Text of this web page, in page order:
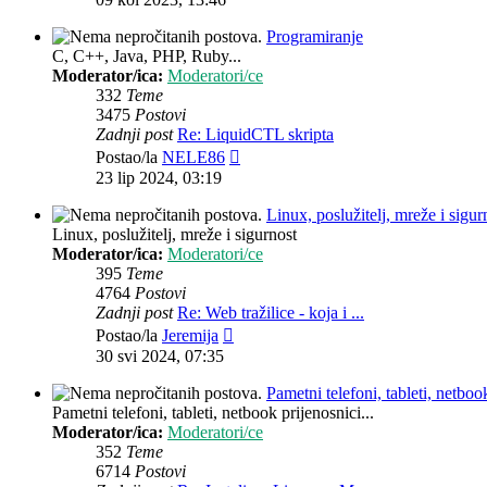
Programiranje
C, C++, Java, PHP, Ruby...
Moderator/ica: Moderatori/ce
332 Teme
3475 Postovi
Zadnji post Re: LiquidCTL skripta
Postao/la NELE86
23 lip 2024, 03:19
Linux, poslužitelj, mreže i
Linux, poslužitelj, mreže i sigurnost
Moderator/ica: Moderatori/ce
395 Teme
4764 Postovi
Zadnji post Re: Web tražilice - koja i ...
Postao/la Jeremija
30 svi 2024, 07:35
Pametni telefoni, tableti,
Pametni telefoni, tableti, netbook prijenosnici...
Moderator/ica: Moderatori/ce
352 Teme
6714 Postovi